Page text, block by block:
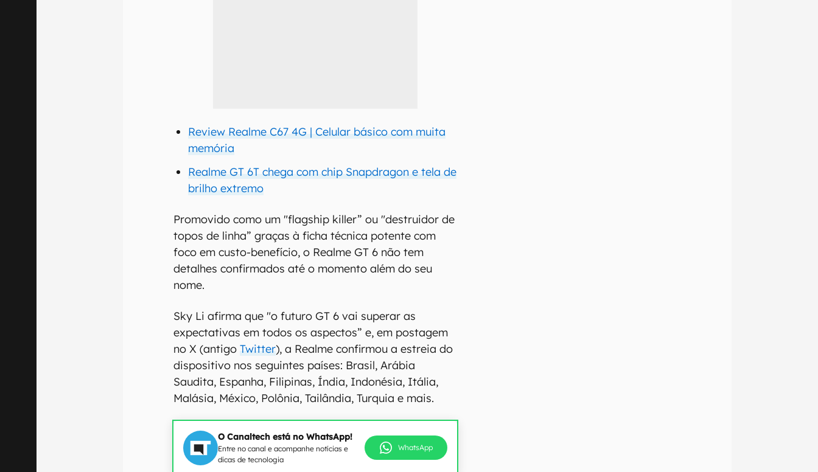
Review Realme C67 4G | Celular básico com muita
memória
Realme GT 6T chega com chip Snapdragon e tela de
brilho extremo
Promovido como um "flagship killer” ou "destruidor de
topos de linha” graças à ficha técnica potente com
foco em custo-benefício, o Realme GT 6 não tem
detalhes confirmados até o momento além do seu
nome.
Sky Li afirma que "o futuro GT 6 vai superar as
expectativas em todos os aspectos” e, em postagem
no X (antigoTwitter), a Realme confirmou a estreia do
dispositivo nos seguintes países: Brasil, Arábia
Saudita, Espanha, Filipinas, Índia, Indonésia, Itália,
Malásia, México, Polônia, Tailândia, Turquia e mais.
O Canaltech está no WhatsApp!
Entre no canal e acompanhe notícias e
dicas de tecnologia
WhatsApp